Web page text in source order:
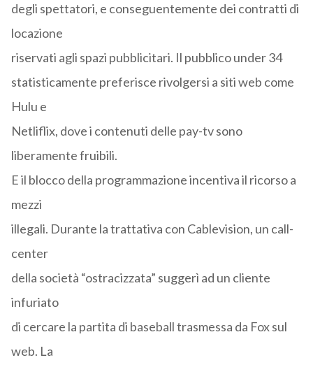
degli spettatori, e conseguentemente dei contratti di
locazione
riservati agli spazi pubblicitari. Il pubblico under 34
statisticamente preferisce rivolgersi a siti web come
Hulu e
Netliflix, dove i contenuti delle pay-tv sono
liberamente fruibili.
E il blocco della programmazione incentiva il ricorso a
mezzi
illegali. Durante la trattativa con Cablevision, un call-
center
della società “ostracizzata” suggerì ad un cliente
infuriato
di cercare la partita di baseball trasmessa da Fox sul
web. La